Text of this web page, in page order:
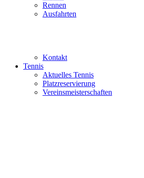
Rennen
Ausfahrten
Kontakt
Tennis
Aktuelles Tennis
Platzreservierung
Vereinsmeisterschaften